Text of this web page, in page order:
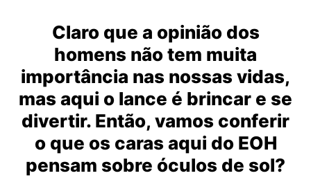
Claro que a opinião dos
homens não tem muita
importância nas nossas vidas,
mas aqui o lance é brincar e se
divertir. Então, vamos conferir
o que os caras aqui do EOH
pensam sobre óculos de sol?